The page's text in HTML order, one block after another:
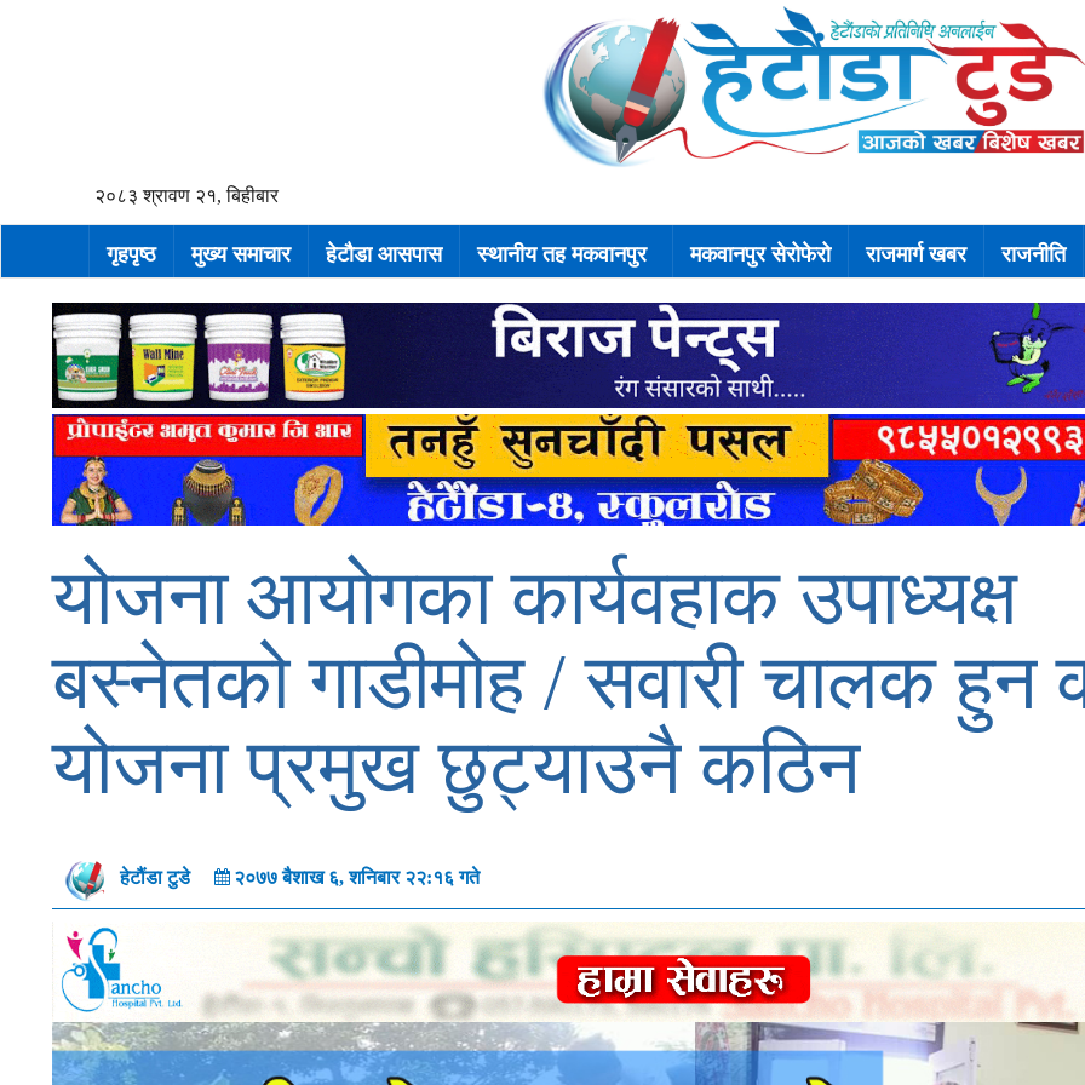
२०८३ श्रावण २१, बिहीबार
गृहपृष्ठ मुख्य समाचार हेटौडा आसपास स्थानीय तह मकवानपुर मकवानपुर सेरोफेरो राजमार्ग खबर राजनीति
योजना आयोगका कार्यवहाक उपाध्यक्ष
बस्नेतको गाडीमोह / सवारी चालक हुन
योजना प्रमुख छुट्याउनै कठिन
हेटौंडा टुडे २०७७ बैशाख ६, शनिबार २२:१६ गते